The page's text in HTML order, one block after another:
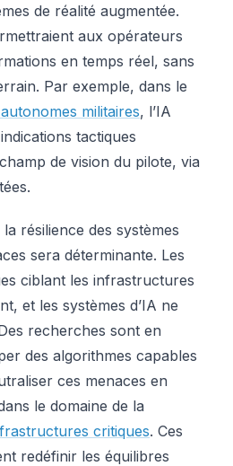
de réalité augmentée.
aux opérateurs
en temps réel, sans
Par exemple, dans le
militaires, l’IA
tactiques
de vision du pilote, via
résilience des systèmes
sera déterminante. Les
ciblant les infrastructures
et les systèmes d’IA ne
recherches sont en
des algorithmes capables
ces menaces en
le domaine de la
critiques. Ces
redéfinir les équilibres